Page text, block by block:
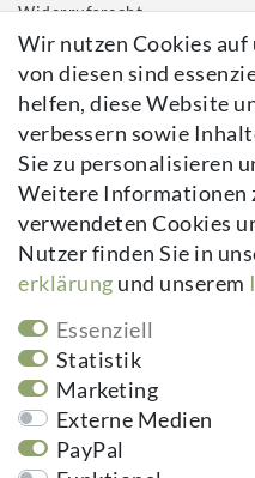
Widerrufs­recht
Impressum
Daten­schutz­erklärung
AGB
Kontakt
Vertrag widerrufen
Newsletter
E-MAIL **
Newsletter
Hiermit bestätige ich, dass ich die
Meine Einwilligung kann ich
Wir nutzen Cookies
von diesen sind
helfen, diese Website
verbessern sowie
Sie zu personalisieren
Weitere Informationen
verwendeten Cookies
Nutzer finden Sie in
erklärung und unserem
Essenziell
Statistik
Marketing
Externe Medien
PayPal